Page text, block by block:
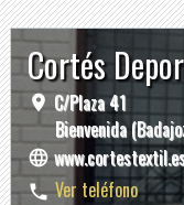
Cortés
C/Plaza 41
Bienvenida
Ver teléfono